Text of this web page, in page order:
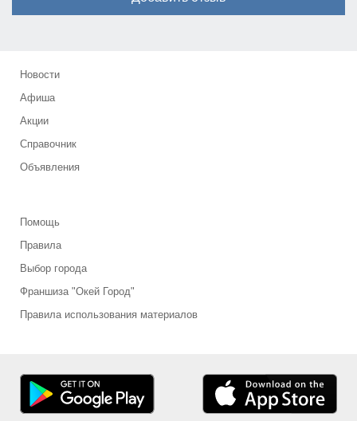
Новости
Афиша
Акции
Справочник
Объявления
Помощь
Правила
Выбор города
Франшиза "Окей Город"
Правила использования материалов